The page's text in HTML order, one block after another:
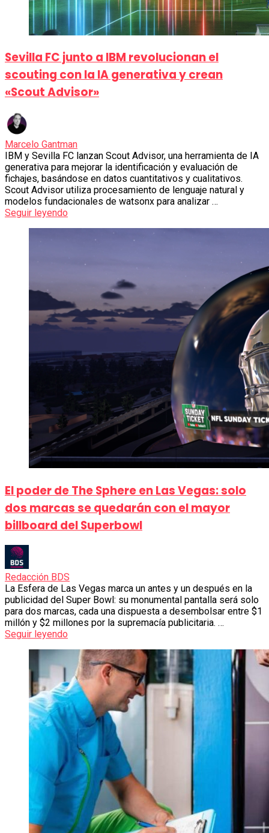
Sevilla FC junto a IBM revolucionan el
scouting con la IA generativa y crean
«Scout Advisor»
Marcelo Gantman
IBM y Sevilla FC lanzan Scout Advisor, una herramienta de IA
generativa para mejorar la identificación y evaluación de
fichajes, basándose en datos cuantitativos y cualitativos.
Scout Advisor utiliza procesamiento de lenguaje natural y
modelos fundacionales de watsonx para analizar …
Seguir leyendo
El poder de The Sphere en Las Vegas: solo
dos marcas se quedarán con el mayor
billboard del Superbowl
Redacción BDS
La Esfera de Las Vegas marca un antes y un después en la
publicidad del Super Bowl: su monumental pantalla será solo
para dos marcas, cada una dispuesta a desembolsar entre $1
millón y $2 millones por la supremacía publicitaria. …
Seguir leyendo